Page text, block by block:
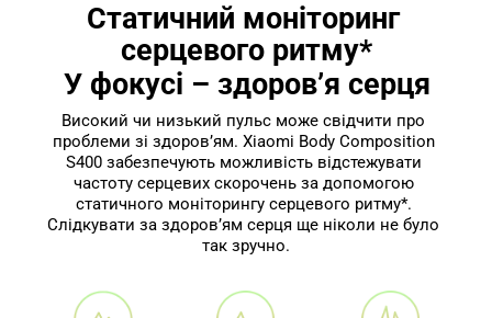
Статичний моніторинг
серцевого ритму*
У фокусі – здоров’я серця
Високий чи низький пульс може свідчити про
проблеми зі здоров’ям. Xiaomi Body Composition
S400 забезпечують можливість відстежувати
частоту серцевих скорочень за допомогою
статичного моніторингу серцевого ритму*.
Слідкувати за здоров’ям серця ще ніколи не було
так зручно.